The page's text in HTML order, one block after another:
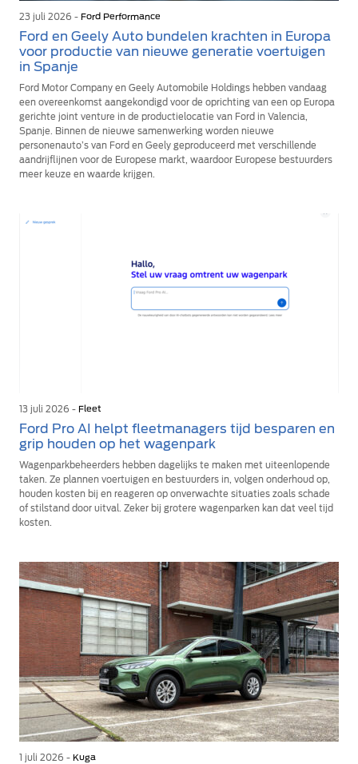
23 juli 2026 - Ford Performance
Ford en Geely Auto bundelen krachten in Europa
voor productie van nieuwe generatie voertuigen
in Spanje
Ford Motor Company en Geely Automobile Holdings hebben vandaag
een overeenkomst aangekondigd voor de oprichting van een op Europa
gerichte joint venture in de productielocatie van Ford in Valencia,
Spanje. Binnen de nieuwe samenwerking worden nieuwe
personenauto’s van Ford en Geely geproduceerd met verschillende
aandrijflijnen voor de Europese markt, waardoor Europese bestuurders
meer keuze en waarde krijgen.
13 juli 2026 - Fleet
Ford Pro AI helpt fleetmanagers tijd besparen en
grip houden op het wagenpark
Wagenparkbeheerders hebben dagelijks te maken met uiteenlopende
taken. Ze plannen voertuigen en bestuurders in, volgen onderhoud op,
houden kosten bij en reageren op onverwachte situaties zoals schade
of stilstand door uitval. Zeker bij grotere wagenparken kan dat veel tijd
kosten.
1 juli 2026 - Kuga